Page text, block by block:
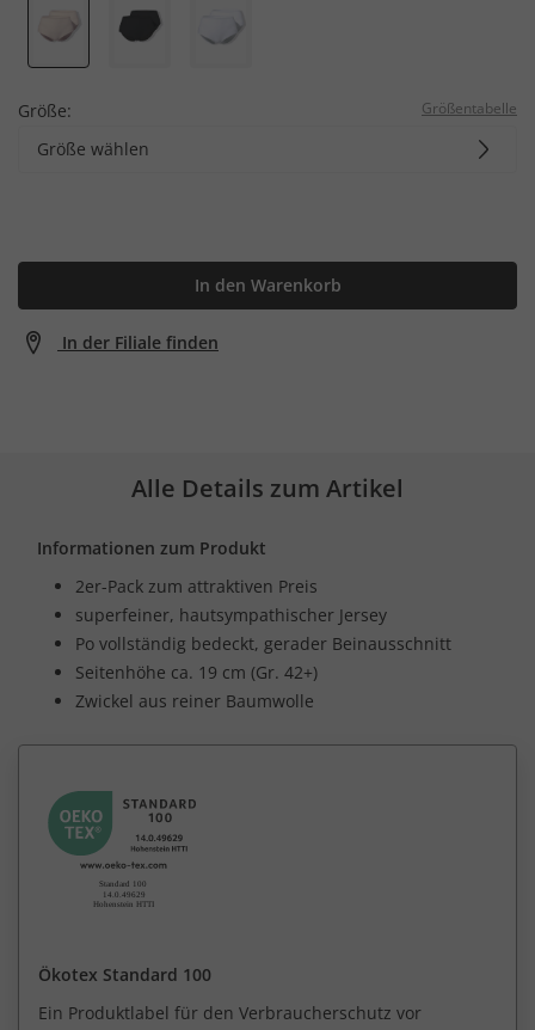
Größe: Größentabelle
Größe wählen
In den Warenkorb
In der Filiale finden
Alle Details zum Artikel
Informationen zum Produkt
2er-Pack zum attraktiven Preis
superfeiner, hautsympathischer Jersey
Po vollständig bedeckt, gerader Beinausschnitt
Seitenhöhe ca. 19 cm (Gr. 42+)
Zwickel aus reiner Baumwolle
Ökotex Standard 100
Ein Produktlabel für den Verbraucherschutz vor